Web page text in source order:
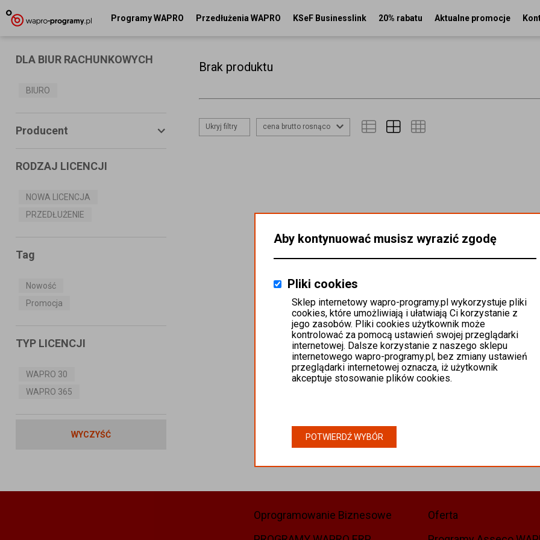
Programy WAPRO Przedłużenia WAPRO KSeF Businesslink 20% rabatu Aktualne promocje
DLA BIUR RACHUNKOWYCH
BIURO
Producent
S.A.
MS SYSTEMS
MISTRAL.NET Sp. z o.o
RODZAJ LICENCJI
NOWA LICENCJA
PRZEDŁUŻENIE
Tag
Nowość
Promocja
TYP LICENCJI
WAPRO 30
WAPRO 365
WYCZYŚĆ
Brak produktu
Ukryj filtry cena brutto rosnąco
Oprogramowanie Biznesowe
Oferta
Aby kontynuować musisz wyrazić zgodę
Pliki cookies
Sklep internetowy wapro-programy.pl wykorzystuje pliki
cookies, które umożliwiają i ułatwiają Ci korzystanie z
jego zasobów. Pliki cookies użytkownik może
kontrolować za pomocą ustawień swojej przeglądarki
internetowej. Dalsze korzystanie z naszego sklepu
internetowego wapro-programy.pl, bez zmiany ustawień
przeglądarki internetowej oznacza, iż użytkownik
akceptuje stosowanie plików cookies.
POTWIERDŹ WYBÓR